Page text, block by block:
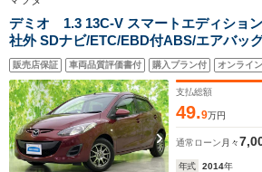
デミオ 1.3 13C-V スマートエディショ
社外 SDナビ/ETC/EBD付ABS/エアバッ
ッグ 助手席/アルミホイール 社外 14イン
ドウ/キーレスエントリー/パワーステア
販売店保証 車両品質評価書付 購入プラン付 オンライ
支払総額
49.9万円
通常ローン 月々
年式 2014年